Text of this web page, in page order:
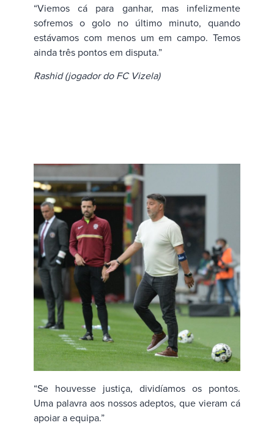
“Viemos cá para ganhar, mas infelizmente
sofremos o golo no último minuto, quando
estávamos com menos um em campo. Temos
ainda três pontos em disputa.”
Rashid (jogador do FC Vizela)
“Se houvesse justiça, dividíamos os pontos.
Uma palavra aos nossos adeptos, que vieram cá
apoiar a equipa.”